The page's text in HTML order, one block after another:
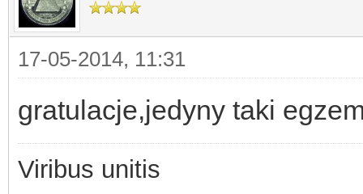
17-05-2014, 11:31
gratulacje,jedyny taki
Viribus unitis